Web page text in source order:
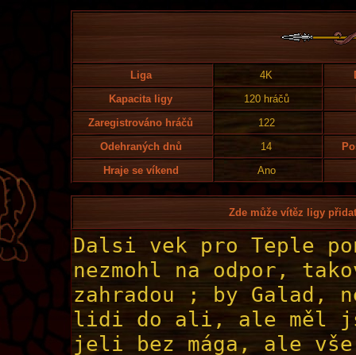
Liga 4K
Kapacita ligy
120 hráčů
Zaregistrováno hráčů
122
Odehraných dnů
14
Hraje se víkend
Ano
Zde může vítěz ligy